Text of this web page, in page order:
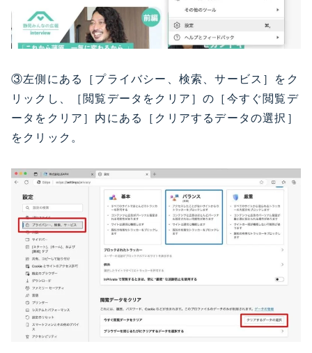
③左側にある［プライバシー、検索、サービス］をク
リックし、［閲覧データをクリア］の［今すぐ閲覧デ
ータをクリア］内にある［クリアするデータの選択］
をクリック。